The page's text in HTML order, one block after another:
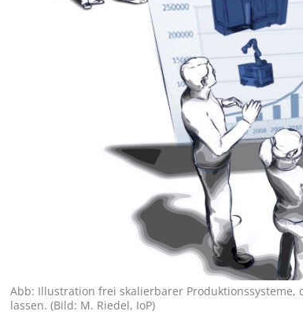
Abb: Illustration frei skalier­barer
lassen. (Bild: M. Riedel, IoP)